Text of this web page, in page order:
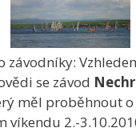
závodníky:
se závod
měl proběhnout o
víkendu 2.-